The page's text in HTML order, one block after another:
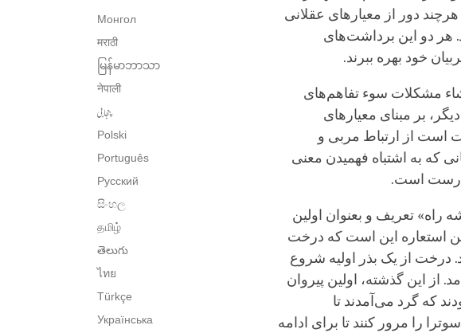
Монгол
मराठी
မြန်မာဘာသာ
नेपाली
پنجابی
Polski
Português
Русский
සිංහල
தமிழ்
తెలుగు
ไทย
Türkçe
Українська
دور از معیارهای عقلانی
هر دو این برداشت‌های
خود بهره ببرند.
مشکلات سوء تفاهم‌های
بر مبنای معیارهای
است از ارتباط مربی و
که به اشتباه فهمیدن معنی
است.
راه» تعریف و بعنوان اولین
استعاره این است که درخت
از یک بذر اولیه شروع
از این گذشته، اولین پیروان
که گرد می‌آمدند تا
را مرور کنند تا برای ادامه